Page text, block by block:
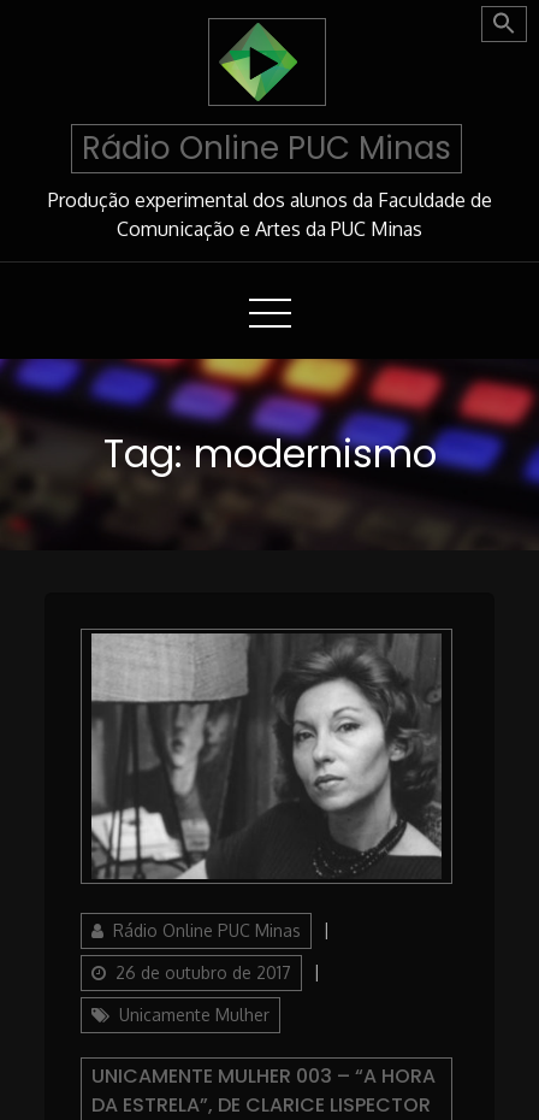
Rádio Online PUC Minas
Produção experimental dos alunos da Faculdade de
Comunicação e Artes da PUC Minas
Tag:modernismo
AuthorRádio Online PUC Minas
26 de outubro de 2017
Unicamente Mulher
UNICAMENTE MULHER 003 – “A HORA
DA ESTRELA”, DE CLARICE LISPECTOR